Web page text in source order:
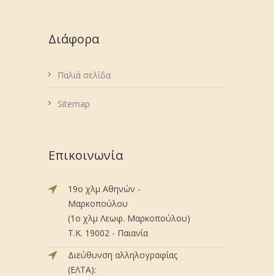
Διάφορα
Παλιά σελίδα
Sitemap
Επικοινωνία
19ο χλμ Αθηνών -
Μαρκοπούλου
(1ο χλμ Λεωφ. Μαρκοπούλου)
Τ.Κ. 19002 - Παιανία
Διεύθυνση αλληλογραφίας
(ΕΛΤΑ):